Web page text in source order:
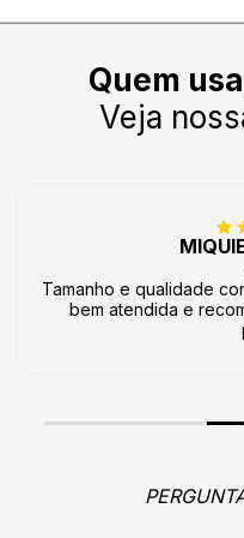
Quem
Veja
Tamanho e qualidade
bem atendida e